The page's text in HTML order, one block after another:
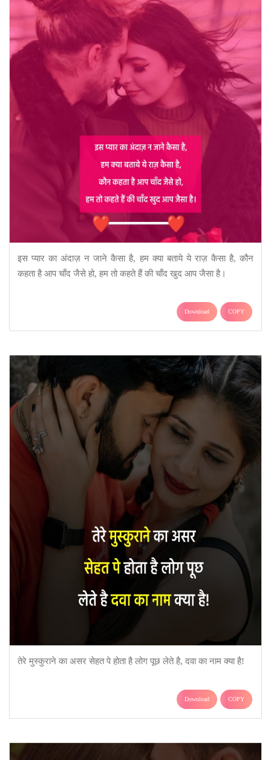
इस प्यार का अंदाज़ न जाने कैसा है, हम क्या बताये ये राज़ कैसा है, कौन
कहता है आप चाँद जैसे हो, हम तो कहते हैं की चाँद खुद आप जैसा है।
Download COPY
तेरे मुस्कुराने का असर सेहत पे होता है लोग पूछ लेते है, दवा का नाम क्या है!
Download COPY